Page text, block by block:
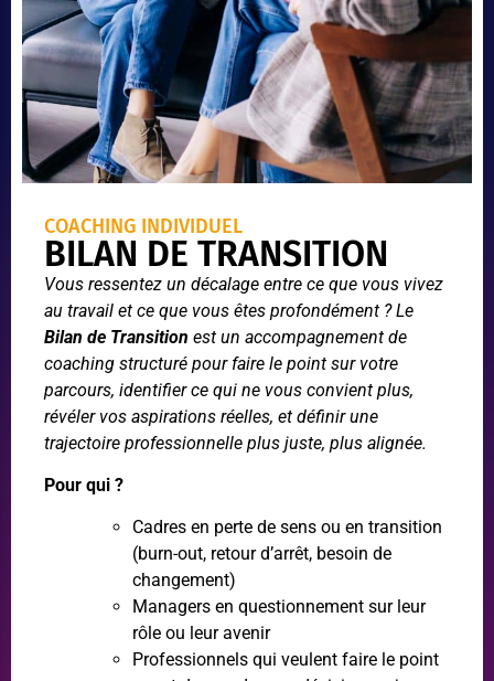
COACHING INDIVIDUEL
BILAN DE TRANSITION
Vous ressentez un décalage entre ce que vous vivez
au travail et ce que vous êtes profondément ? Le
Bilan de Transition est un accompagnement de
coaching structuré pour faire le point sur votre
parcours, identifier ce qui ne vous convient plus,
révéler vos aspirations réelles, et définir une
trajectoire professionnelle plus juste, plus alignée.
Pour qui ?
Cadres en perte de sens ou en transition
(burn-out, retour d’arrêt, besoin de
changement)
Managers en questionnement sur leur
rôle ou leur avenir
Professionnels qui veulent faire le point